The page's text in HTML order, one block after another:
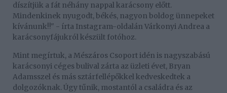
díszítjük a fát néhány nappal karácsony előtt.
Mindenkinek nyugodt, békés, nagyon boldog ünnepeket
kívánunk!!" - írta Instagram-oldalán Várkonyi Andrea a
karácsonyfájukról készült fotóhoz.
Mint megírtuk, a Mészáros Csoport idén is nagyszabású
karácsonyi céges bulival zárta az üzleti évet, Bryan
Adamsszel és más sztárfellépőkkel kedveskedtek a
dolgozóknak. Úgy tűnik, mostantól a családra és az